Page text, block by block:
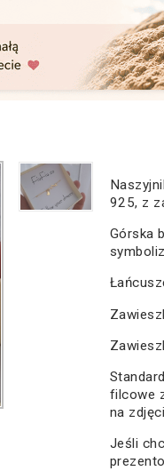
925, z
Górska
filcowe
na
Jeśli